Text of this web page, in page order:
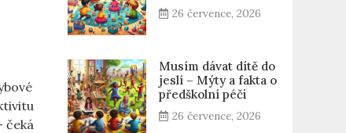
čeká
26 července, 2026
Musím dávat dítě do
jeslí – Mýty a fakta o
předškolní péči
26 července, 2026